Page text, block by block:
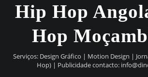
Hip Hop
Hop
Serviços: Design Gráfico | Motion Design |
Hop) | Publicidade contacto: